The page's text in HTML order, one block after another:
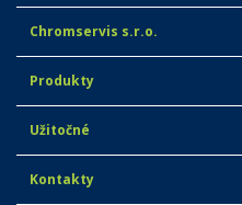
Chromservis s.r.o.
Produkty
Užitočné
Kontakty